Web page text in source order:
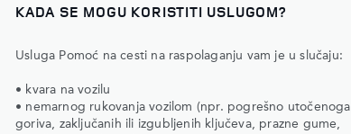
KADA SE MOGU KORISTITI USLUGOM?
Usluga Pomoć na cesti na raspolaganju vam je u slučaju:
• kvara na vozilu
• nemarnog rukovanja vozilom (npr. pogrešno utočenoga
goriva, zaključanih ili izgubljenih ključeva, prazne gume,